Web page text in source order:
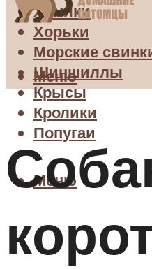
Хомяки
Хорьки
Морские
Шиншиллы
Крысы
Кролики
Попугаи
Меню
Меню